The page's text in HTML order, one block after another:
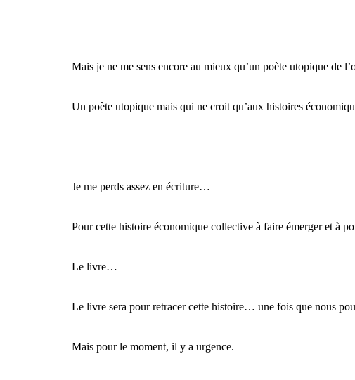
Mais je ne me sens encore au mieux qu’un poète utopique de
Un poète utopique mais qui ne croit qu’aux histoires
Je me perds assez en écriture…
Pour cette histoire économique collective à faire émerger et à
Le livre…
Le livre sera pour retracer cette histoire… une fois que nous
Mais pour le moment, il y a urgence.